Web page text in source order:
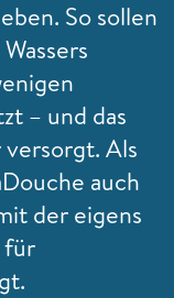
So sollen
– und das
versorgt. Als
auch
der eigens
für